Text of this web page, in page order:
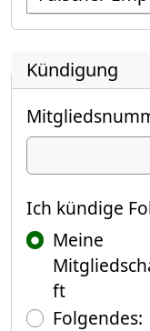
Kündigung
Ich kündige
Ich kündige
Meine
ft
Folgendes: